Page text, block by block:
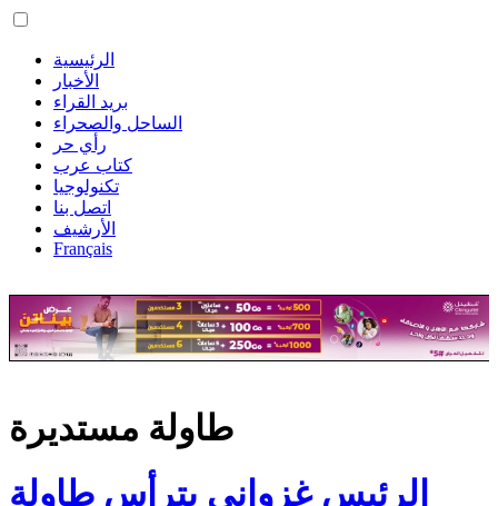
الرئيسية
الأخبار
بريد القراء
الساحل والصحراء
رأي حر
كتاب عرب
تكنولوجيا
اتصل بنا
الأرشيف
Français
طاولة مستديرة
الرئيس غزواني يترأس طاولة